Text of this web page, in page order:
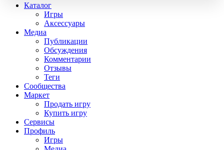
Каталог
Игры
Аксессуары
Медиа
Публикации
Обсуждения
Комментарии
Отзывы
Теги
Сообщества
Маркет
Продать игру
Купить игру
Сервисы
Профиль
Игры